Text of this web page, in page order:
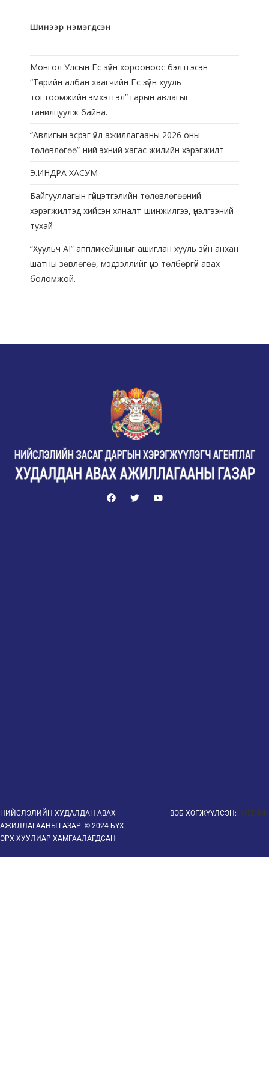
Шинээр нэмэгдсэн
Монгол Улсын Ёс зүйн хорооноос бэлтгэсэн
“Төрийн албан хаагчийн Ёс зүйн хууль
тогтоомжийн эмхэтгэл” гарын авлагыг
танилцуулж байна.
“Авлигын эсрэг үйл ажиллагааны 2026 оны
төлөвлөгөө”-ний эхний хагас жилийн хэрэгжилт
Э.ИНДРА ХАСУМ
Байгууллагын гүйцэтгэлийн төлөвлөгөөний
хэрэгжилтэд хийсэн хяналт-шинжилгээ, үнэлгээний
тухай
“Хуульч АІ” аппликейшныг ашиглан хууль зүйн анхан
шатны зөвлөгөө, мэдээллийг үнэ төлбөргүй авах
боломжой.
НИЙСЛЭЛИЙН ХУДАЛДАН АВАХ
АЖИЛЛАГААНЫ ГАЗАР. © 2024 БҮХ
ЭРХ ХУУЛИАР ХАМГААЛАГДСАН
ВЭБ ХӨГЖҮҮЛСЭН:EWEB.MN